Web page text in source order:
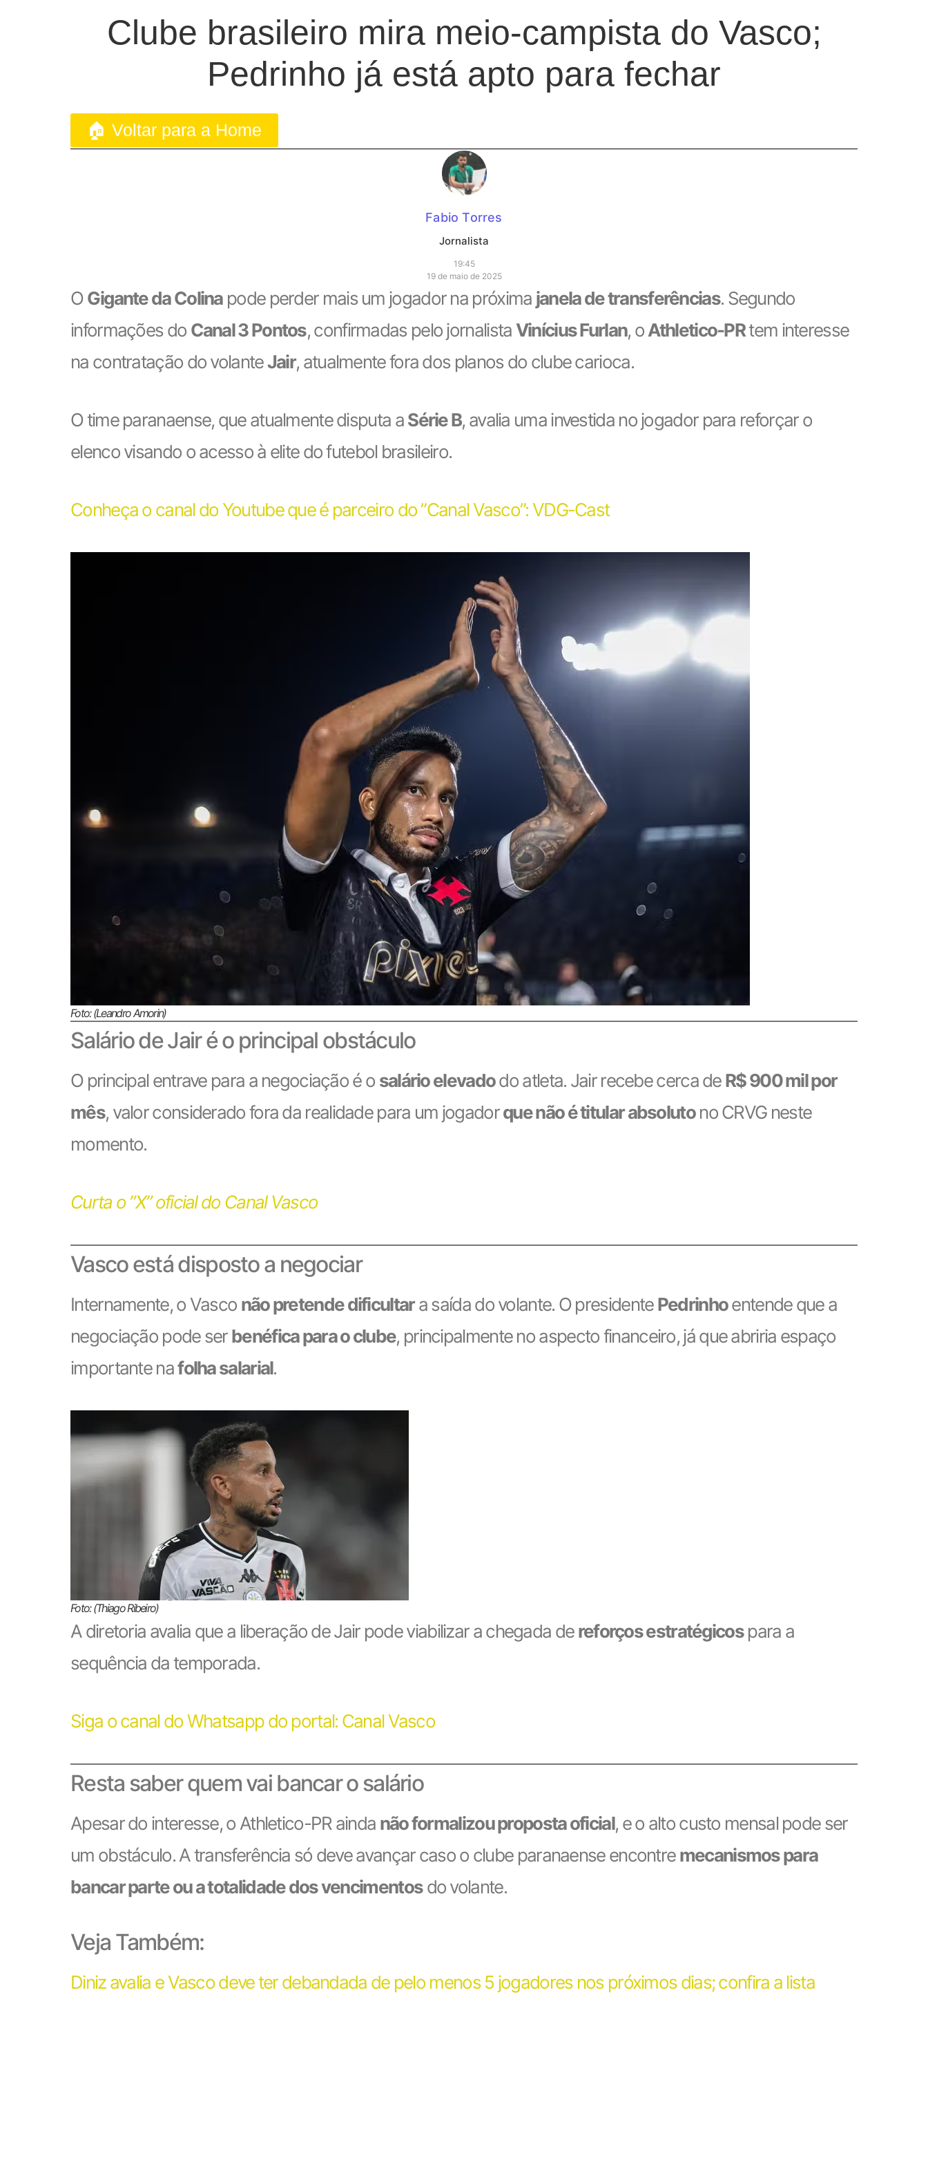
Clube brasileiro mira meio-campista do Vasco;
Pedrinho já está apto para fechar
🏠 Voltar para a Home
Fabio Torres
Jornalista
19:45
19 de maio de 2025
OGigante da Colinapode perder mais um jogador na próxima janela de transferências. Segundo
informações do Canal 3 Pontos, confirmadas pelo jornalistaVinícius Furlan, oAthletico-PRtem interesse
na contratação do volanteJair, atualmente fora dos planos do clube carioca.
O time paranaense, que atualmente disputa aSérie B, avalia uma investida no jogador para reforçar o
elenco visando o acesso à elite do futebol brasileiro.
Conheça o canal do Youtube que é parceiro do ”Canal Vasco”: VDG-Cast
Foto: (Leandro Amorin)
Salário de Jair é o principal obstáculo
O principal entrave para a negociação é o salário elevadodo atleta. Jair recebe cerca deR$ 900 mil por
mês, valor considerado fora da realidade para um jogadorque não é titular absolutono CRVG neste
momento.
Curta o ”X” oficial do Canal Vasco
Vasco está disposto a negociar
Internamente, o Vasco não pretende dificultara saída do volante. O presidentePedrinhoentende que a
negociação pode serbenéfica para o clube, principalmente no aspecto financeiro, já que abriria espaço
importante nafolha salarial.
Foto: (Thiago Ribeiro)
A diretoria avalia que a liberação de Jair pode viabilizar a chegada dereforços estratégicospara a
sequência da temporada.
Siga o canal do Whatsapp do portal: Canal Vasco
Resta saber quem vai bancar o salário
Apesar do interesse, o Athletico-PR ainda não formalizou proposta oficial, e o alto custo mensal pode ser
um obstáculo. A transferência só deve avançar caso o clube paranaense encontremecanismos para
bancar parte ou a totalidade dos vencimentosdo volante.
Veja Também:
Diniz avalia e Vasco deve ter debandada de pelo menos 5 jogadores nos próximos dias; confira a lista